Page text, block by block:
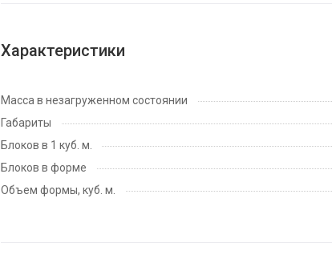
Характеристики
Масса в незагруженном состоянии
Габариты
Блоков в 1 куб. м.
Блоков в форме
Объем формы, куб. м.